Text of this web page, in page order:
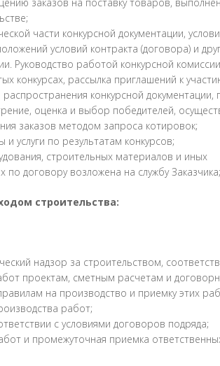
части конкурсной документации,
условий контракта (договора) и
Руководство работой конкурсной комиссии.
конкурсах, рассылка приглашений к
конкурсной документации,
оценка и выбор победителей,
заказов методом запроса котировок;
услуги по результатам конкурсов;
строительных материалов и иных
по договору возложена на службу Заказчика;
строительства:
надзор за строительством,
проектам, сметным расчетам и
на производство и приемку этих
работ;
с условиями договоров подряда;
и промежуточная приемка